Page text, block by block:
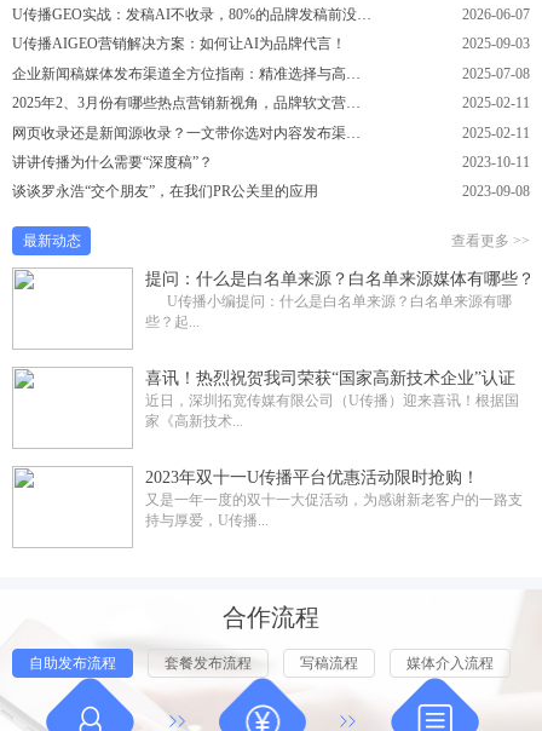
U传播GEO实战：发稿AI不收录，80%的品牌发稿前没做好第一步
2026-06-07
U传播AIGEO营销解决方案：如何让AI为品牌代言！
2025-09-03
2025-07-08
2025年2、3月份有哪些热点营销新视角，品牌软文营销如何巧妙“跟风”不踩雷？U传播分享
2025-02-11
2025-02-11
讲讲传播为什么需要“深度稿”？
2023-10-11
谈谈罗永浩“交个朋友”，在我们PR公关里的应用
2023-09-08
最新动态 查看更多 >>
提问：什么是白名单来源？白名单来源媒体有哪些？
U传播小编提问：什么是白名单来源？白名单来源有哪
些？起...
喜讯！热烈祝贺我司荣获“国家高新技术企业”认证
近日，深圳拓宽传媒有限公司（U传播）迎来喜讯！根据国
家《高新技术...
2023年双十一U传播平台优惠活动限时抢购！
又是一年一度的双十一大促活动，为感谢新老客户的一路支
持与厚爱，U传播...
合作流程
自助发布流程 套餐发布流程 写稿流程 媒体介入流程